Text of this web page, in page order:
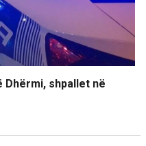
shpallet në